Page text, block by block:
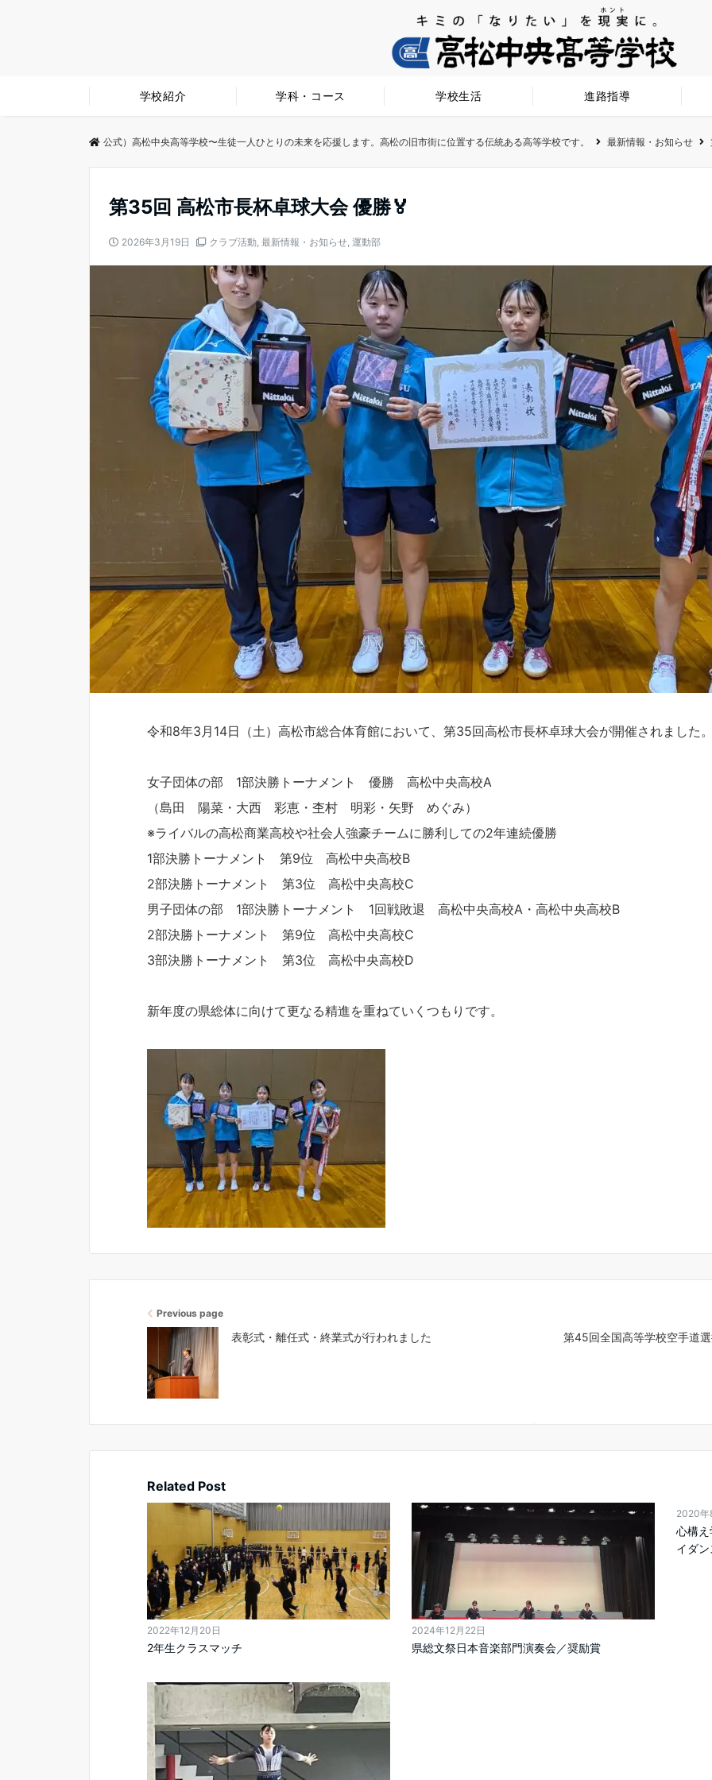
学校紹介 学科・コース 学校生活 進路指導
公式）高松中央高等学校〜生徒一人ひとりの未来を応援します。高松の旧市街に位置する伝統ある高等学校です。 最新情報・お知らせ
第35回 高松市長杯卓球大会 優勝🏅
2026年3月19日 クラブ活動, 最新情報・お知らせ, 運動部
令和8年3月14日（土）高松市総合体育館において、第35回高松市長杯卓球大会が開催されました
女子団体の部 1部決勝トーナメント 優勝 高松中央高校A
（島田 陽菜・大西 彩恵・杢村 明彩・矢野 めぐみ）
※ライバルの高松商業高校や社会人強豪チームに勝利しての2年連続優勝
1部決勝トーナメント 第9位 高松中央高校B
2部決勝トーナメント 第3位 高松中央高校C
男子団体の部 1部決勝トーナメント 1回戦敗退 高松中央高校A・高松中央高校B
2部決勝トーナメント 第9位 高松中央高校C
3部決勝トーナメント 第3位 高松中央高校D
新年度の県総体に向けて更なる精進を重ねていくつもりです。
Previous page
表彰式・離任式・終業式が行われました 第45回全国高等学校空手道
Related Post
2022年12月20日
2年生クラスマッチ
2024年12月22日
県総文祭日本音楽部門演奏会／奨励賞
2020年
心構
イダ